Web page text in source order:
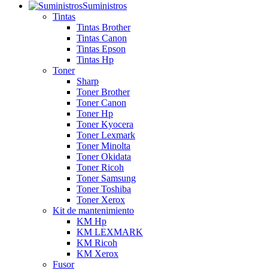
Suministros
Tintas
Tintas Brother
Tintas Canon
Tintas Epson
Tintas Hp
Toner
Sharp
Toner Brother
Toner Canon
Toner Hp
Toner Kyocera
Toner Lexmark
Toner Minolta
Toner Okidata
Toner Ricoh
Toner Samsung
Toner Toshiba
Toner Xerox
Kit de mantenimiento
KM Hp
KM LEXMARK
KM Ricoh
KM Xerox
Fusor